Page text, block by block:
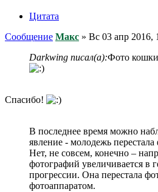
Цитата
Сообщение Макс » Вс 03 апр 2016,
Darkwing писал(а):Фото
Спасибо!
В последнее время можно
явление - молодежь перестала
Нет, не совсем, конечно –
фотографий увеличивается в
прогрессии. Она перестала
фотоаппаратом.